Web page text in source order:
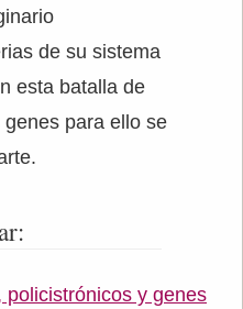
de su sistema
esta batalla de
para ello se
y genes